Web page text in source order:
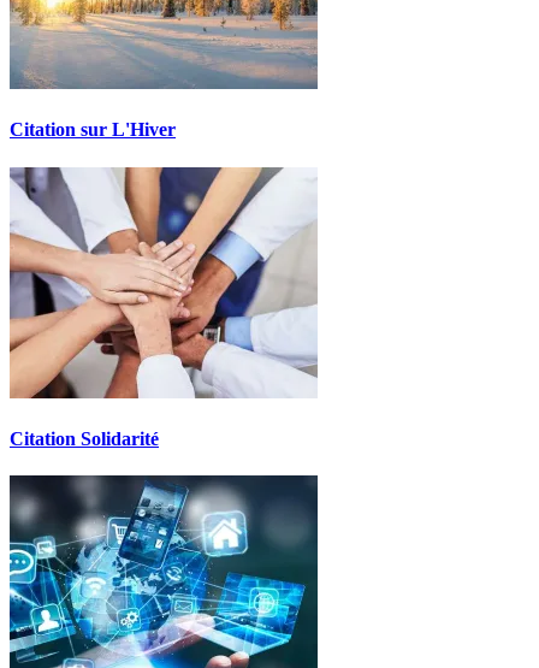
Citation sur L'Hiver
Citation Solidarité